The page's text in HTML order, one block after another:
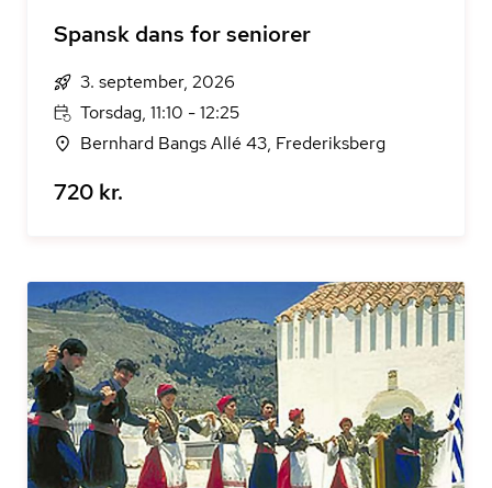
Spansk dans for seniorer
3. september, 2026
Torsdag, 11:10 - 12:25
Bernhard Bangs Allé 43, Frederiksberg
720 kr.